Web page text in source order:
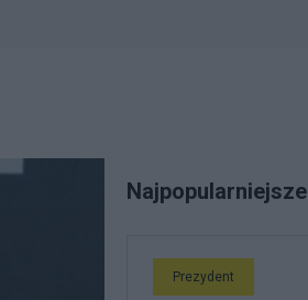
Najpopularniejsze
Prezydent